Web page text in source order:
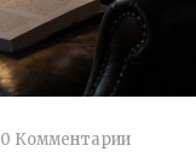
0 Комментарии